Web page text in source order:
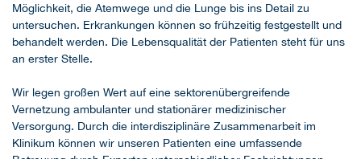
Möglichkeit, die Atemwege und die Lunge bis ins Detail zu
untersuchen. Erkrankungen können so frühzeitig festgestellt und
behandelt werden. Die Lebensqualität der Patienten steht für uns
an erster Stelle.
Wir legen großen Wert auf eine sektorenübergreifende
Vernetzung ambulanter und stationärer medizinischer
Versorgung. Durch die interdisziplinäre Zusammenarbeit im
Klinikum können wir unseren Patienten eine umfassende